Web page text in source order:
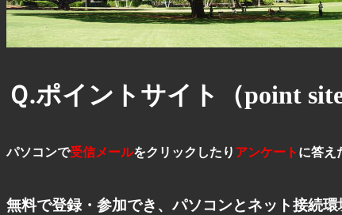
Ｑ.ポイントサイト（point
パソコンで受信メールをクリックしたり アンケート に答え
無料で登録・参加でき、パソコンとネット接続